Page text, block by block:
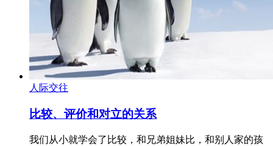
人际交往
比较、评价和对立的关系
我们从小就学会了比较，和兄弟姐妹比，和别人家的孩